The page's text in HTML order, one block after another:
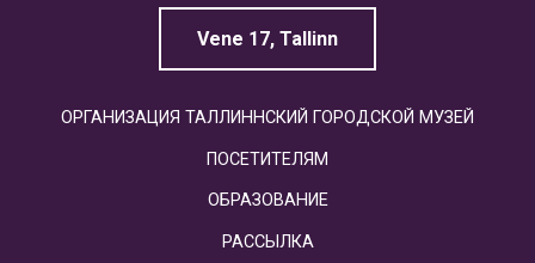
Vene 17, Tallinn
ОРГАНИЗАЦИЯ ТАЛЛИННСКИЙ ГОРОДСКОЙ МУЗЕЙ
ПОСЕТИТЕЛЯМ
ОБРАЗОВАНИЕ
РАССЫЛКА